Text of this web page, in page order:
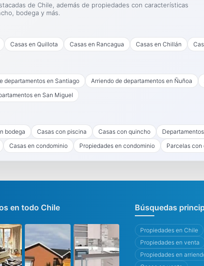
de Chile, además de propiedades con características
bodega y más.
Casas en Quillota Casas en Rancagua Casas en Chillán
departamentos en Santiago Arriendo de departamentos en Ñuñoa
en San Miguel
bodega Casas con piscina Casas con quincho
Casas en condominio
Propiedades en condominio Parcelas con
en todo Chile Búsquedas
Propiedades en Chile
Propiedades en venta
Propiedades en